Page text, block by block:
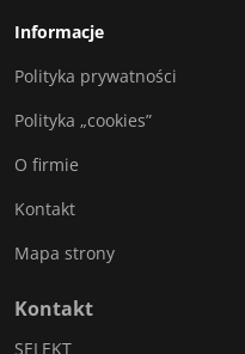
Informacje
Polityka prywatności
Polityka „cookies”
O firmie
Kontakt
Mapa strony
Kontakt
SELEKT